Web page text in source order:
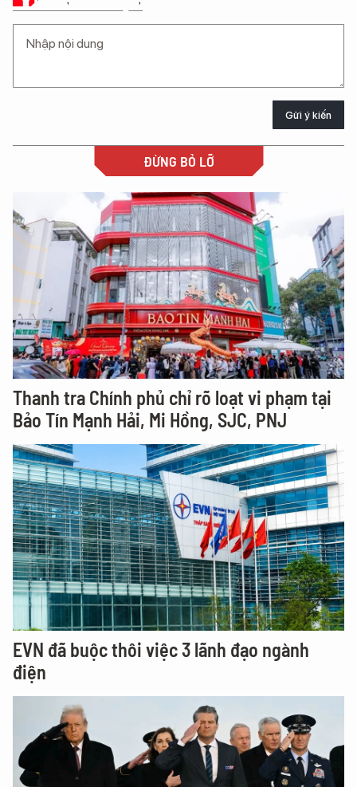
Gửi ý kiến
ĐỪNG BỎ LỠ
Thanh tra Chính phủ chỉ rõ loạt vi phạm tại
Bảo Tín Mạnh Hải, Mi Hồng, SJC, PNJ
EVN đã buộc thôi việc 3 lãnh đạo ngành
điện